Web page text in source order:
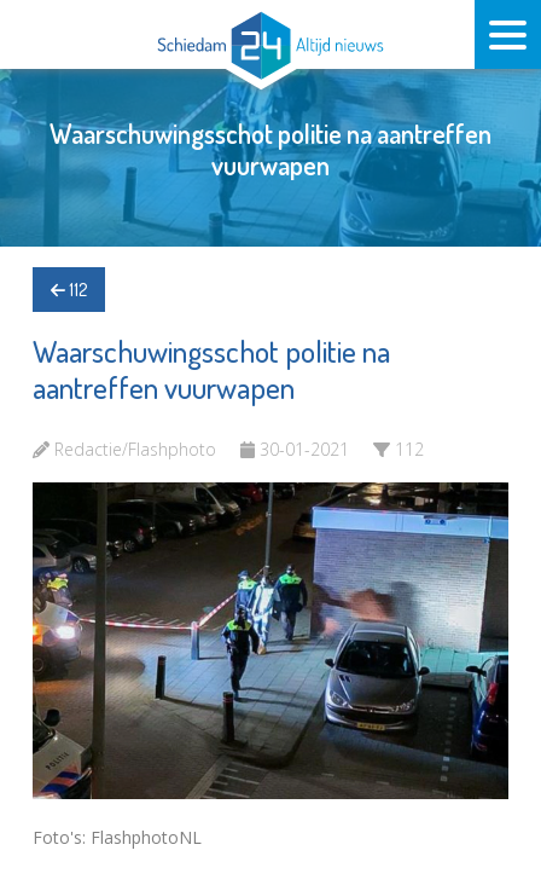
Waarschuwingsschot politie na aantreffen
vuurwapen
112
Waarschuwingsschot politie na
aantreffen vuurwapen
Redactie/Flashphoto 30-01-2021 112
Foto's: FlashphotoNL